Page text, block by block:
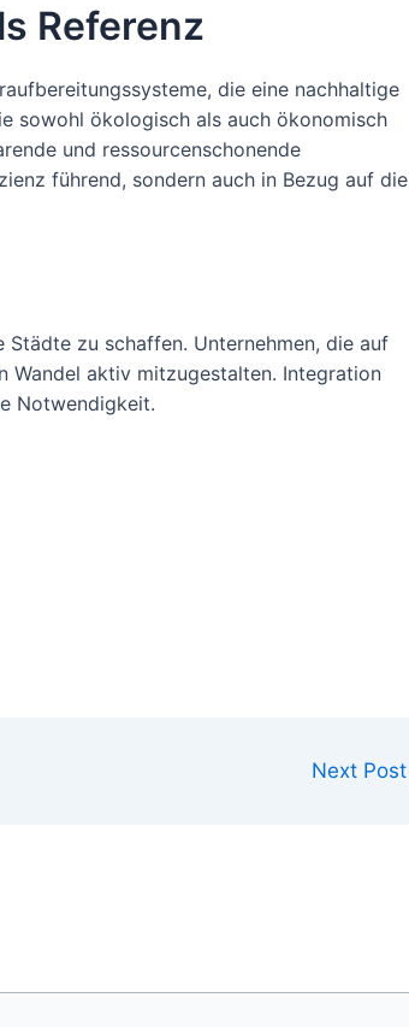
Referenz
die eine nachhaltige
sowohl ökologisch als auch ökonomisch
und ressourcenschonende
führend, sondern auch in Bezug auf die
zu schaffen. Unternehmen, die auf
Wandel aktiv mitzugestalten. Integration
Notwendigkeit.
Next Post